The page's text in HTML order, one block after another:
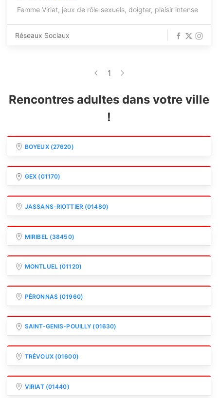
Femme Viriat, jeux de rôle sexuels, doigter, plaisir intense
Réseaux Sociaux
1
Rencontres adultes dans votre ville
!
BOYEUX (27620)
GEX (01170)
JASSANS-RIOTTIER (01480)
MIRIBEL (38450)
MONTLUEL (01120)
PÉRONNAS (01960)
SAINT-GENIS-POUILLY (01630)
TRÉVOUX (01600)
VIRIAT (01440)